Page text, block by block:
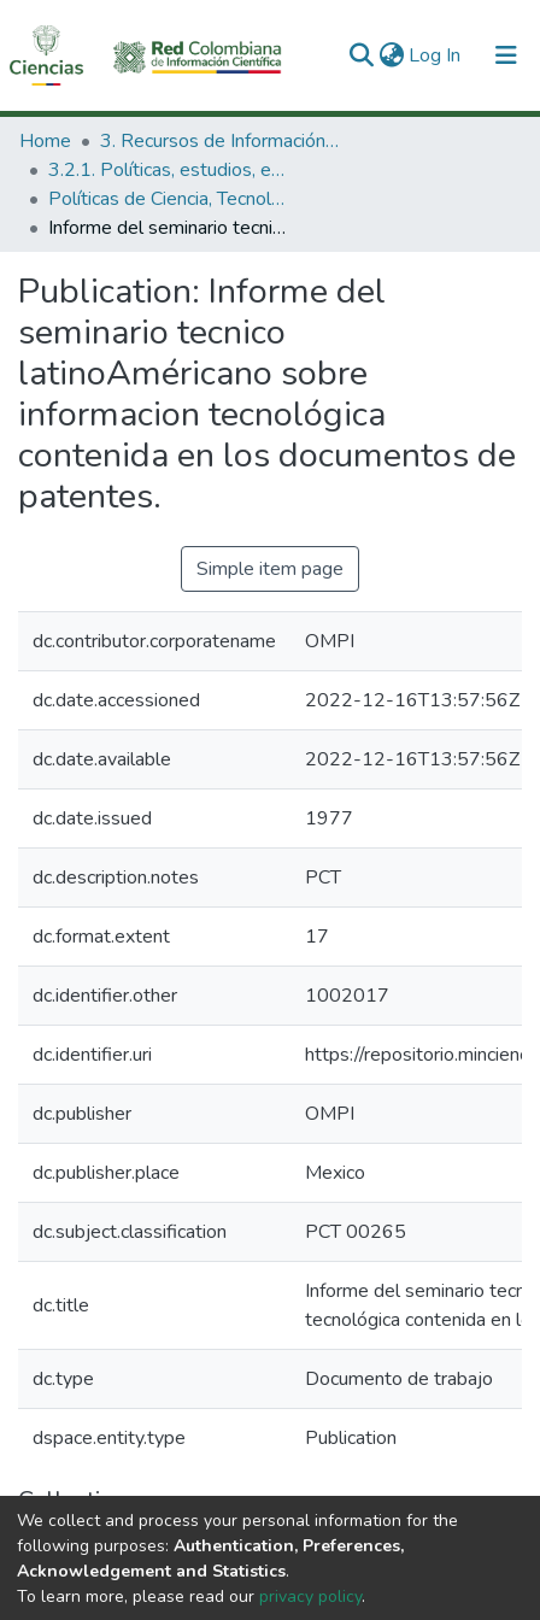
Log In (current)
Communities & Collections
All of DSpace
Statistics
Home
3. Recursos de Información Científica y Tecnológica
3.2.1. Políticas, estudios, evaluaciones e indicadores de CTeI
Políticas de Ciencia, Tecnología e Innovación
Informe del seminario tecnico latinoAméricano sobre informacion tecnológica contenida en los documentos de patentes.
Publication: Informe del
seminario tecnico
latinoAméricano sobre
informacion tecnológica
contenida en los documentos de
patentes.
Simple item page
dc.contributor.corporatename OMPI
dc.date.accessioned 2022-12-16T13:57:56Z
dc.date.available 2022-12-16T13:57:56Z
dc.date.issued 1977
dc.description.notes PCT
dc.format.extent 17
dc.identifier.other 1002017
dc.identifier.uri https://
dc.publisher OMPI
dc.publisher.place Mexico
dc.subject.classification PCT 00265
dc.title
Informe del seminario
tecnológica contenida en
dc.type Documento de trabajo
dspace.entity.type Publication
Collections
Políticas de Ciencia, Tecnología e Innovación
DSpace software copyright © 2002-2026
We collect and process your personal information for the
following purposes: Authentication, Preferences,
Acknowledgement and Statistics.
To learn more, please read our privacy policy.